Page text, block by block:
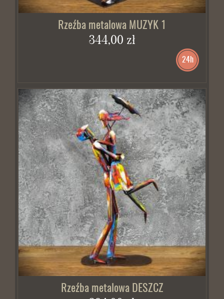
Rzeźba metalowa MUZYK 1
344,00 zł
24h
Rzeźba metalowa DESZCZ